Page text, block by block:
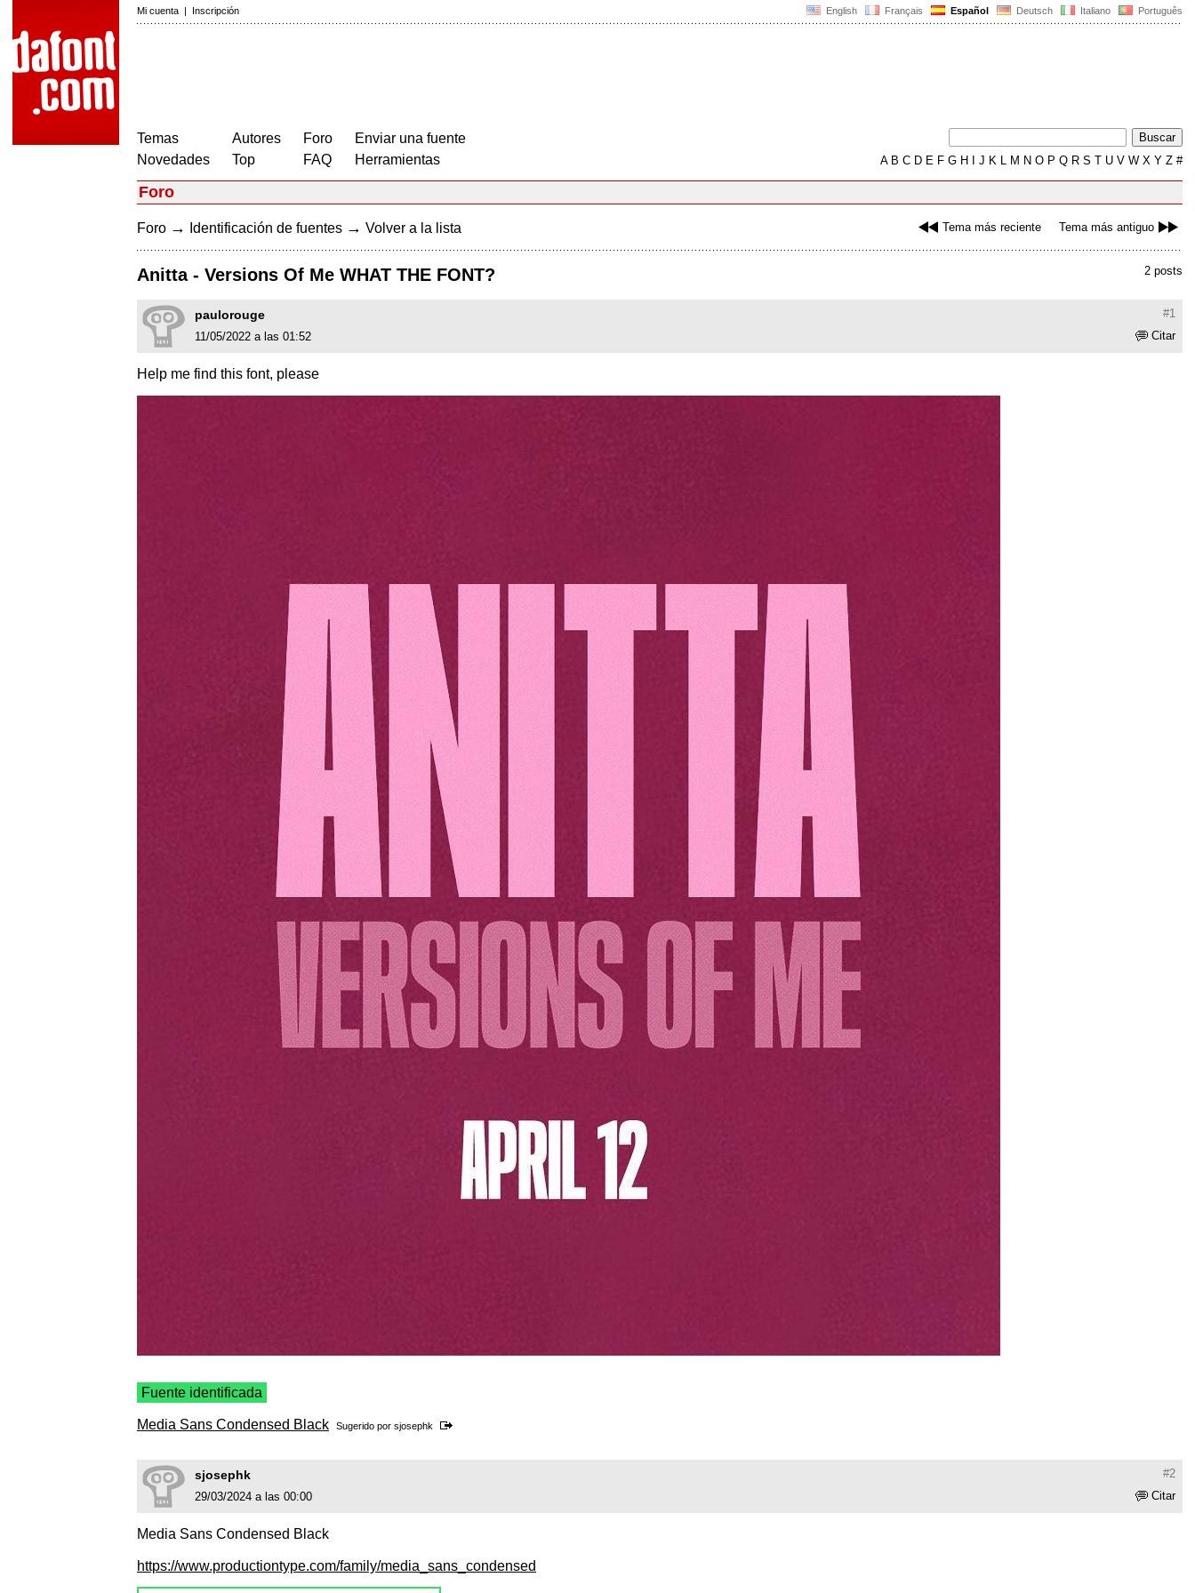
English Français Español Deutsch Italiano Português
Mi cuenta | Inscripción
Temas
Novedades
Autores
Top
Foro
FAQ
Enviar una fuente
Herramientas
AB C D E F G H J K L M N O P Q R S T U V W X Y Z #
Foro
Tema más reciente Tema más antiguo
Foro → Identificación de fuentes → Volver a la lista
2 posts
Anitta - Versions Of Me WHAT THE FONT?
#1
paulorouge
Citar
11/05/2022 a las 01:52
Help me find this font, please
Fuente identificada
Media Sans Condensed Black Sugerido por sjosephk
#2
sjosephk
Citar
29/03/2024 a las 00:00
Media Sans Condensed Black
https://www.productiontype.com/family/media_sans_condensed